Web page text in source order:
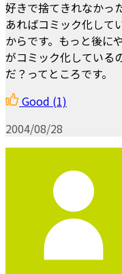
好きで捨てきれなかっ
あればコミック化して
からです。もっと後に
がコミック化している
だ？ってところです。
Good (1)
2004/08/28